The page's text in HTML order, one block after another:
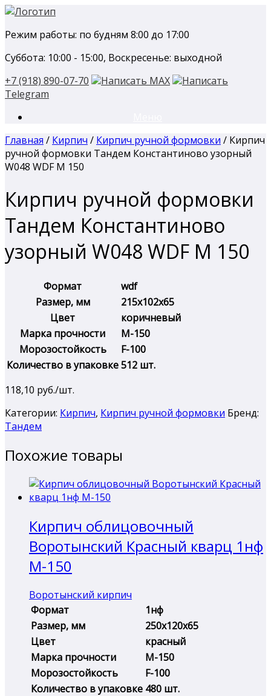
Перейти
содержанию
Режим работы: по будням 8:00 до 17:00
Суббота: 10:00 - 15:00, Воскресенье: выходной
+7 (918) 890-07-70
Написать MAX
Написать
Telegram
Главная / Кирпич / Кирпич ручной формовки / Кирпич
ручной формовки Тандем Константиново узорный
W048 WDF М 150
Кирпич ручной формовки
Тандем Константиново
узорный W048 WDF М 150
Формат
wdf
Размер, мм
215х102х65
Цвет
коричневый
Марка прочности
М-150
Морозостойкость
F-100
Количество в упаковке512 шт.
118,10 руб./шт.
Категории: Кирпич, Кирпич ручной формовки Бренд:
Тандем
Похожие товары
Кирпич облицовочный
Воротынский Красный кварц 1нф
М-150
Воротынский кирпич
Формат
1нф
Размер, мм
250х120х65
Цвет
красный
Марка прочности
М-150
Морозостойкость
F-100
Количество в упаковке 480 шт.